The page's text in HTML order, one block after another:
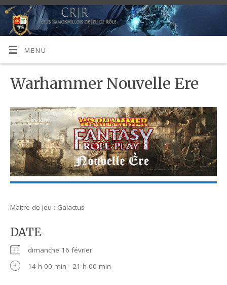
MENU
Warhammer Nouvelle Ere
Maitre de Jeu : Galactus
DATE
dimanche 16 février
14 h 00 min - 21 h 00 min